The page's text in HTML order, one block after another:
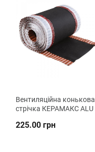
Вентиляційна конькова
стрічка КЕРАМАКС ALU
225.00 грн